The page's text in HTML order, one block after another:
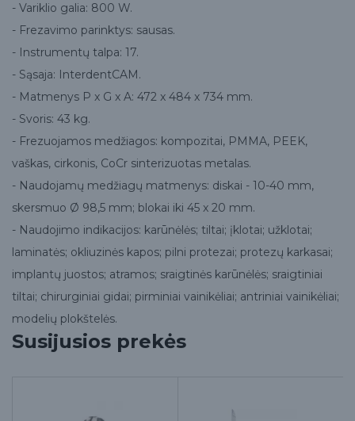
- Variklio galia: 800 W.
- Frezavimo parinktys: sausas.
- Instrumentų talpa: 17.
- Sąsaja: InterdentCAM.
- Matmenys P x G x A: 472 x 484 x 734 mm.
- Svoris: 43 kg.
- Frezuojamos medžiagos: kompozitai, PMMA, PEEK,
vaškas, cirkonis, CoCr sinterizuotas metalas.
- Naudojamų medžiagų matmenys: diskai - 10-40 mm,
skersmuo Ø 98,5 mm; blokai iki 45 x 20 mm.
- Naudojimo indikacijos: karūnėlės; tiltai; įklotai; užklotai;
laminatės; okliuzinės kapos; pilni protezai; protezų karkasai;
implantų juostos; atramos; sraigtinės karūnėlės; sraigtiniai
tiltai; chirurginiai gidai; pirminiai vainikėliai; antriniai vainikėliai;
modelių plokštelės.
Susijusios prekės